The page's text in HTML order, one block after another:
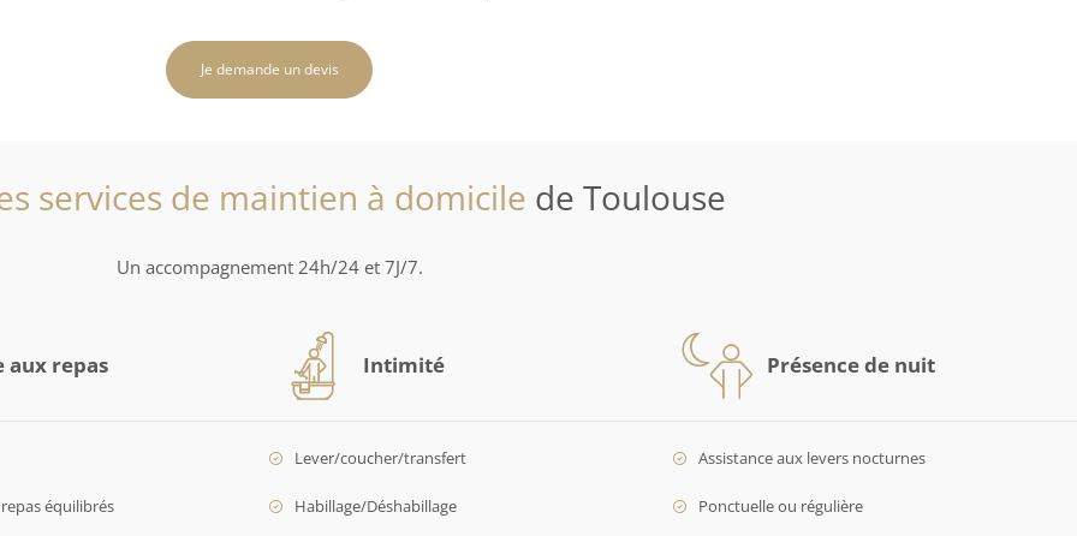
Je demande un devis
services de maintien à domicile de Toulouse
Un accompagnement 24h/24 et 7J/7.
aux repas
équilibrés
Intimité
Lever/coucher/transfert
Habillage/Déshabillage
Présence de nuit
Assistance aux levers nocturnes
Ponctuelle ou régulière